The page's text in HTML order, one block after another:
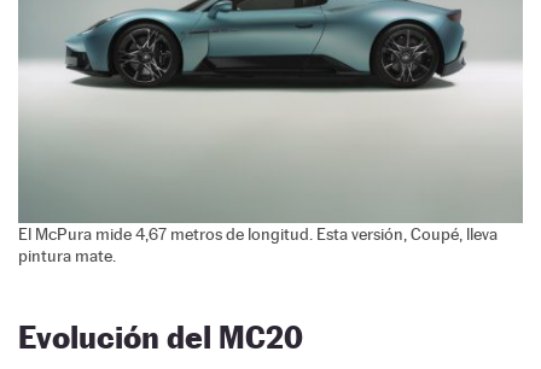
El McPura mide 4,67 metros de longitud. Esta versión, Coupé, lleva
pintura mate.
Evolución del MC20